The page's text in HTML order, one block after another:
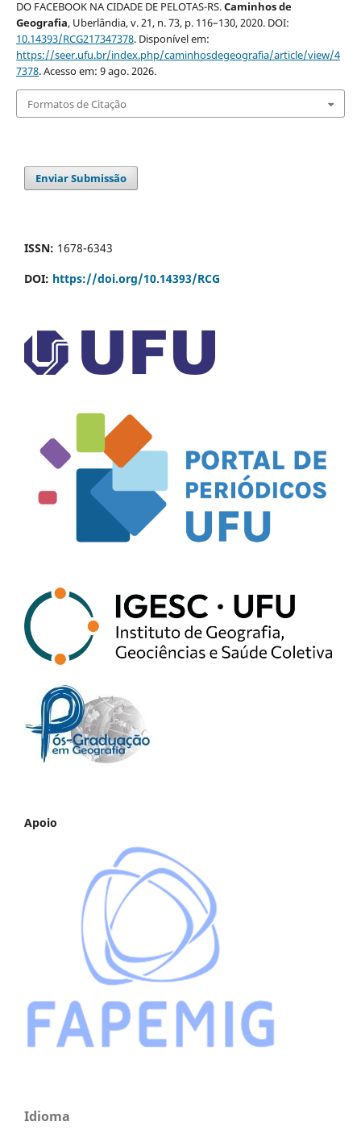
DO FACEBOOK NA CIDADE DE PELOTAS-RS.Caminhos de
Geografia, Uberlândia, v. 21, n. 73, p. 116–130, 2020. DOI:
10.14393/RCG217347378. Disponível em:
https://seer.ufu.br/index.php/caminhosdegeografia/article/view/4
7378. Acesso em: 9 ago. 2026.
Formatos de Citação
Enviar Submissão
ISSN: 1678-6343
DOI: https://doi.org/10.14393/RCG
Apoio
Idioma